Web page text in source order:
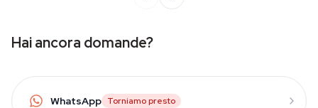
Hai ancora domande?
WhatsApp Torniamo presto